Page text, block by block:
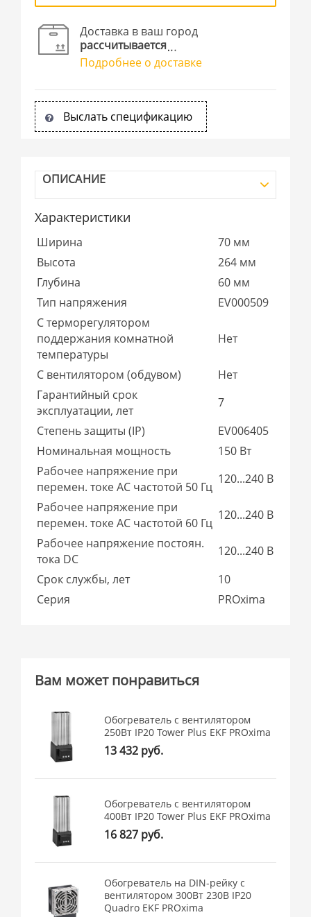
Доставка в ваш город
рассчитывается
Подробнее о доставке
Выслать спецификацию
ОПИСАНИЕ
Характеристики
Ширина
70 мм
Высота
264 мм
Глубина
60 мм
Тип напряжения
EV000509
С терморегулятором
поддержания комнатной
температуры
Нет
С вентилятором (обдувом)
Нет
Гарантийный срок
эксплуатации, лет
7
Степень защиты (IP)
EV006405
Номинальная мощность
150 Вт
Рабочее напряжение при
перемен. токе AC частотой 50 Гц
120...240 В
Рабочее напряжение при
перемен. токе AC частотой 60 Гц
120...240 В
Рабочее напряжение постоян.
тока DC
120...240 В
Срок службы, лет
10
Серия
PROxima
Вам может понравиться
Обогреватель с вентилятором
250Вт IP20 Tower Plus EKF PROxima
13 432 руб.
Обогреватель с вентилятором
400Вт IP20 Tower Plus EKF PROxima
16 827 руб.
Обогреватель на DIN-рейку с
вентилятором 300Вт 230В IP20
Quadro EKF PROxima